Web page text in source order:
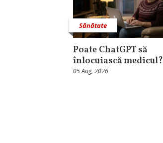
Sănătate
Poate ChatGPT să
înlocuiască medicul?
05 Aug, 2026